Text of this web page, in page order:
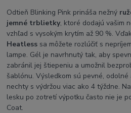
Odtieň Blinking Pink prináša nežný
jemné trblietky, ktoré dodajú vašim
vzhľad s vysokým krytím až 90 %.
Heatless sa môžete rozlúčiť s
lampe. Gél je navrhnutý tak, aby
zabránil jej štiepeniu a umožnil
šablónu. Výsledkom sú pevné,
nechty s výdržou viac ako 4 týždne.
lesku po zotretí výpotku často nie je
Coat.